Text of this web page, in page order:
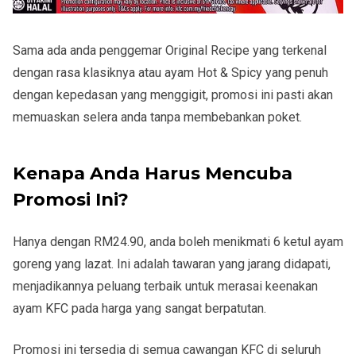
Sama ada anda penggemar Original Recipe yang terkenal
dengan rasa klasiknya atau ayam Hot & Spicy yang penuh
dengan kepedasan yang menggigit, promosi ini pasti akan
memuaskan selera anda tanpa membebankan poket.
Kenapa Anda Harus Mencuba
Promosi Ini?
Hanya dengan RM24.90, anda boleh menikmati 6 ketul ayam
goreng yang lazat. Ini adalah tawaran yang jarang didapati,
menjadikannya peluang terbaik untuk merasai keenakan
ayam KFC pada harga yang sangat berpatutan.
Promosi ini tersedia di semua cawangan KFC di seluruh